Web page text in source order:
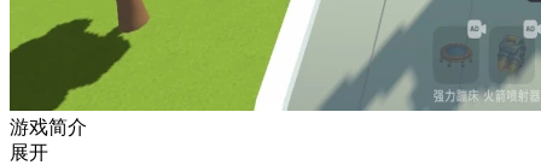
游戏简介
展开